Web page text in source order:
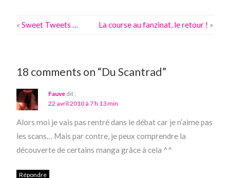
«Sweet Tweets … La course au fanzinat, le retour ! »
18 comments on “Du Scantrad”
Fauve dit :
22 avril 2010 à 7 h 13 min
Alors moi je vais pas rentré dans le débat car je n’aime pas
les scans… Mais par contre, je peux comprendre la
découverte de certains manga grâce à cela ^^
Répondre